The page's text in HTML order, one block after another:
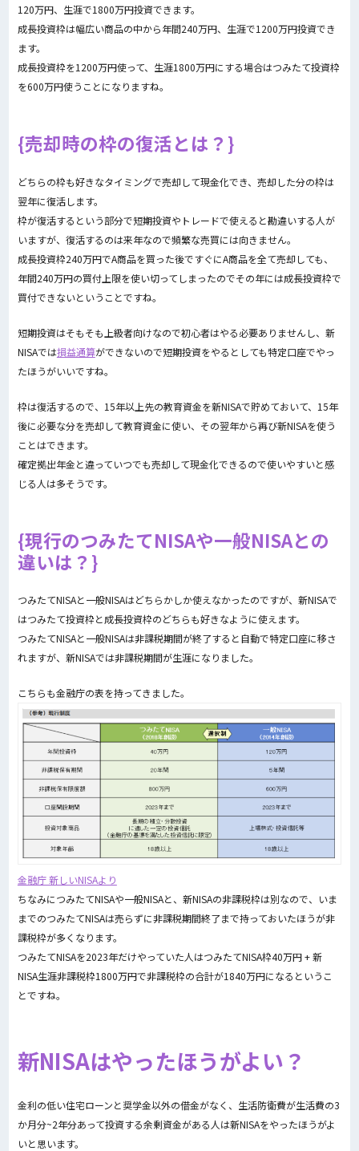
120万円、生涯で1800万円投資できます。
成長投資枠は幅広い商品の中から年間240万円、生涯で1200万円投資でき
ます。
成長投資枠を1200万円使って、生涯1800万円にする場合はつみたて投資枠
を600万円使うことになりますね。
売却時の枠の復活とは？
どちらの枠も好きなタイミングで売却して現金化でき、売却した分の枠は
翌年に復活します。
枠が復活するという部分で短期投資やトレードで使えると勘違いする人が
いますが、復活するのは来年なので頻繁な売買には向きません。
成長投資枠240万円でA商品を買った後ですぐにA商品を全て売却しても、
年間240万円の買付上限を使い切ってしまったのでその年には成長投資枠で
買付できないということですね。
短期投資はそもそも上級者向けなので初心者はやる必要ありませんし、新
NISAでは損益通算ができないので短期投資をやるとしても特定口座でやっ
たほうがいいですね。
枠は復活するので、15年以上先の教育資金を新NISAで貯めておいて、15年
後に必要な分を売却して教育資金に使い、その翌年から再び新NISAを使う
ことはできます。
確定拠出年金と違っていつでも売却して現金化できるので使いやすいと感
じる人は多そうです。
現行のつみたてNISAや一般NISAとの
違いは？
つみたてNISAと一般NISAはどちらかしか使えなかったのですが、新NISAで
はつみたて投資枠と成長投資枠のどちらも好きなように使えます。
つみたてNISAと一般NISAは非課税期間が終了すると自動で特定口座に移さ
れますが、新NISAでは非課税期間が生涯になりました。
こちらも金融庁の表を持ってきました。
金融庁 新しいNISAより
ちなみにつみたてNISAや一般NISAと、新NISAの非課税枠は別なので、いま
までのつみたてNISAは売らずに非課税期間終了まで持っておいたほうが非
課税枠が多くなります。
つみたてNISAを2023年だけやっていた人はつみたてNISA枠40万円 + 新
NISA生涯非課税枠1800万円で非課税枠の合計が1840万円になるというこ
とですね。
新NISAはやったほうがよい？
金利の低い住宅ローンと奨学金以外の借金がなく、生活防衛費が生活費の3
か月分~2年分あって投資する余剰資金がある人は新NISAをやったほうがよ
いと思います。